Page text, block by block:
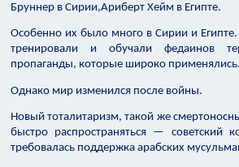
Бруннер в Сирии,Ариберт Хейм в Египте.
Особенно их было много в Сирии и
тренировали и обучали федаинов
пропаганды, которые широко применялись.
Однако мир изменился после войны.
Новый тоталитаризм, такой же
быстро распространяться — советский
требовалась поддержка арабских